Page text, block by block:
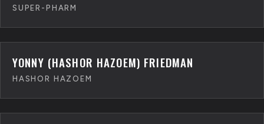
SUPER-PHARM
YONNY (HASHOR HAZOEM) FRIEDMAN
HASHOR HAZOEM